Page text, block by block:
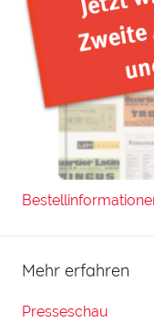
Mehr erfahren
Presseschau